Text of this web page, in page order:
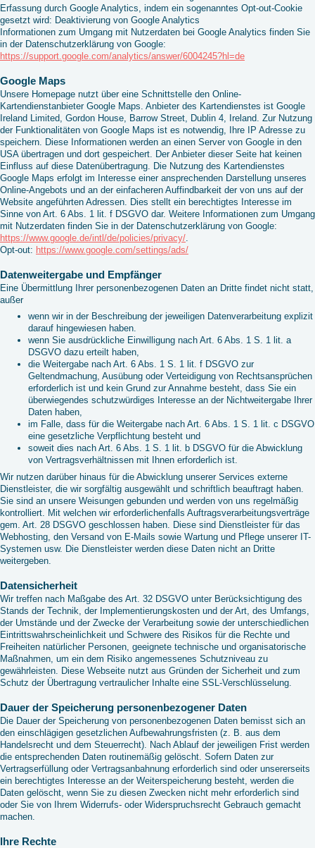
Erfassung durch Google Analytics, indem ein sogenanntes Opt-out-Cookie
gesetzt wird: Deaktivierung von Google Analytics
Informationen zum Umgang mit Nutzerdaten bei Google Analytics finden Sie
in der Datenschutzerklärung von Google:
https://support.google.com/analytics/answer/6004245?hl=de
Google Maps
Unsere Homepage nutzt über eine Schnittstelle den Online-
Kartendienstanbieter Google Maps. Anbieter des Kartendienstes ist Google
Ireland Limited, Gordon House, Barrow Street, Dublin 4, Ireland. Zur Nutzung
der Funktionalitäten von Google Maps ist es notwendig, Ihre IP Adresse zu
speichern. Diese Informationen werden an einen Server von Google in den
USA übertragen und dort gespeichert. Der Anbieter dieser Seite hat keinen
Einfluss auf diese Datenübertragung. Die Nutzung des Kartendienstes
Google Maps erfolgt im Interesse einer ansprechenden Darstellung unseres
Online-Angebots und an der einfacheren Auffindbarkeit der von uns auf der
Website angeführten Adressen. Dies stellt ein berechtigtes Interesse im
Sinne von Art. 6 Abs. 1 lit. f DSGVO dar. Weitere Informationen zum Umgang
mit Nutzerdaten finden Sie in der Datenschutzerklärung von Google:
https://www.google.de/intl/de/policies/privacy/
Opt-out: https://www.google.com/settings/ads/
Datenweitergabe und Empfänger
Eine Übermittlung Ihrer personenbezogenen Daten an Dritte findet nicht statt,
außer
wenn wir in der Beschreibung der jeweiligen Datenverarbeitung explizit
darauf hingewiesen haben.
wenn Sie ausdrückliche Einwilligung nach Art. 6 Abs. 1 S. 1 lit. a
DSGVO dazu erteilt haben,
die Weitergabe nach Art. 6 Abs. 1 S. 1 lit. f DSGVO zur
Geltendmachung, Ausübung oder Verteidigung von Rechtsansprüchen
erforderlich ist und kein Grund zur Annahme besteht, dass Sie ein
überwiegendes schutzwürdiges Interesse an der Nichtweitergabe Ihrer
Daten haben,
im Falle, dass für die Weitergabe nach Art. 6 Abs. 1 S. 1 lit. c DSGVO
eine gesetzliche Verpflichtung besteht und
soweit dies nach Art. 6 Abs. 1 S. 1 lit. b DSGVO für die Abwicklung
von Vertragsverhältnissen mit Ihnen erforderlich ist.
Wir nutzen darüber hinaus für die Abwicklung unserer Services externe
Dienstleister, die wir sorgfältig ausgewählt und schriftlich beauftragt haben.
Sie sind an unsere Weisungen gebunden und werden von uns regelmäßig
kontrolliert. Mit welchen wir erforderlichenfalls Auftragsverarbeitungsverträge
gem. Art. 28 DSGVO geschlossen haben. Diese sind Dienstleister für das
Webhosting, den Versand von E-Mails sowie Wartung und Pflege unserer IT-
Systemen usw. Die Dienstleister werden diese Daten nicht an Dritte
weitergeben.
Datensicherheit
Wir treffen nach Maßgabe des Art. 32 DSGVO unter Berücksichtigung des
Stands der Technik, der Implementierungskosten und der Art, des Umfangs,
der Umstände und der Zwecke der Verarbeitung sowie der unterschiedlichen
Eintrittswahrscheinlichkeit und Schwere des Risikos für die Rechte und
Freiheiten natürlicher Personen, geeignete technische und organisatorische
Maßnahmen, um ein dem Risiko angemessenes Schutzniveau zu
gewährleisten. Diese Webseite nutzt aus Gründen der Sicherheit und zum
Schutz der Übertragung vertraulicher Inhalte eine SSL-Verschlüsselung.
Dauer der Speicherung personenbezogener Daten
Die Dauer der Speicherung von personenbezogenen Daten bemisst sich an
den einschlägigen gesetzlichen Aufbewahrungsfristen (z. B. aus dem
Handelsrecht und dem Steuerrecht). Nach Ablauf der jeweiligen Frist werden
die entsprechenden Daten routinemäßig gelöscht. Sofern Daten zur
Vertragserfüllung oder Vertragsanbahnung erforderlich sind oder unsererseits
ein berechtigtes Interesse an der Weiterspeicherung besteht, werden die
Daten gelöscht, wenn Sie zu diesen Zwecken nicht mehr erforderlich sind
oder Sie von Ihrem Widerrufs- oder Widerspruchsrecht Gebrauch gemacht
machen.
Ihre Rechte